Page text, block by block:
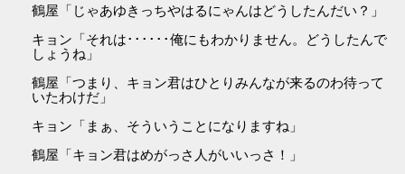
鶴屋「じゃあゆきっちやはるにゃんはどうしたんだい？」
キョン「それは･･････俺にもわかりません。どうしたんで
しょうね」
鶴屋「つまり、キョン君はひとりみんなが来るのわ待って
いたわけだ」
キョン「まぁ、そういうことになりますね」
鶴屋「キョン君はめがっさ人がいいっさ！」